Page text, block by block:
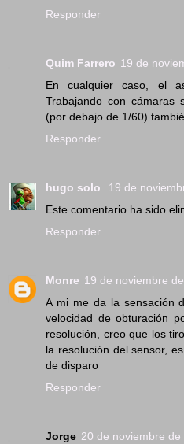
Responder
Quim Farrero 19 de
En cualquier caso, el
Trabajando con cámaras
(por debajo de 1/60)
Responder
hugo solo
19 de
Este comentario ha sido
Responder
Monre 19 de noviembre
A mi me da la sensación
velocidad de obturación
resolución, creo que los
la resolución del sensor,
de disparo
Responder
Jorge 20 de noviembre de